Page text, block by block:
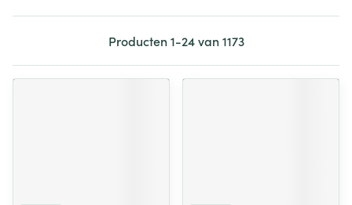
Producten1-24van1173